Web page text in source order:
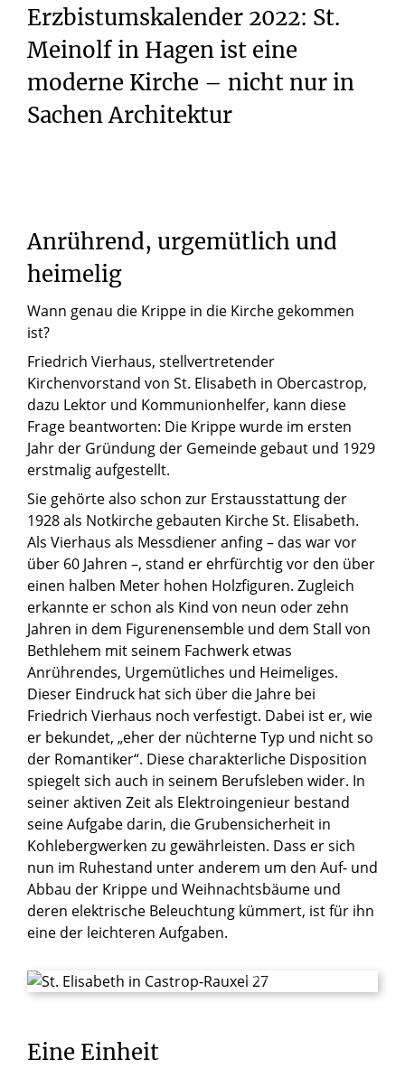
Erzbistumskalender 2022: St.
Meinolf in Hagen ist eine
moderne Kirche – nicht nur in
Sachen Architektur
Anrührend, urgemütlich und
heimelig
© Besim Mazhiqi / Erzbistum Paderborn
Wann genau die Krippe in die Kirche gekommen
ist?
Friedrich Vierhaus, stellvertretender
Kirchenvorstand von St. Elisabeth in Obercastrop,
dazu Lektor und Kommunionhelfer, kann diese
Frage beantworten: Die Krippe wurde im ersten
Jahr der Gründung der Gemeinde gebaut und 1929
erstmalig aufgestellt.
Sie gehörte also schon zur Erstausstattung der
1928 als Notkirche gebauten Kirche St. Elisabeth.
Als Vierhaus als Messdiener anfing – das war vor
über 60 Jahren –, stand er ehrfürchtig vor den über
einen halben Meter hohen Holzfiguren. Zugleich
erkannte er schon als Kind von neun oder zehn
Jahren in dem Figurenensemble und dem Stall von
Bethlehem mit seinem Fachwerk etwas
Anrührendes, Urgemütliches und Heimeliges.
Dieser Eindruck hat sich über die Jahre bei
Friedrich Vierhaus noch verfestigt. Dabei ist er, wie
er bekundet, „eher der nüchterne Typ und nicht so
der Romantiker“. Diese charakterliche Disposition
spiegelt sich auch in seinem Berufsleben wider. In
seiner aktiven Zeit als Elektroingenieur bestand
seine Aufgabe darin, die Grubensicherheit in
Kohlebergwerken zu gewährleisten. Dass er sich
nun im Ruhestand unter anderem um den Auf- und
Abbau der Krippe und Weihnachtsbäume und
deren elektrische Beleuchtung kümmert, ist für ihn
eine der leichteren Aufgaben.
Eine Einheit